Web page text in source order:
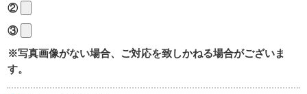
②
③
※写真画像がない場合、ご対応を致しかねる場合がございま
す。